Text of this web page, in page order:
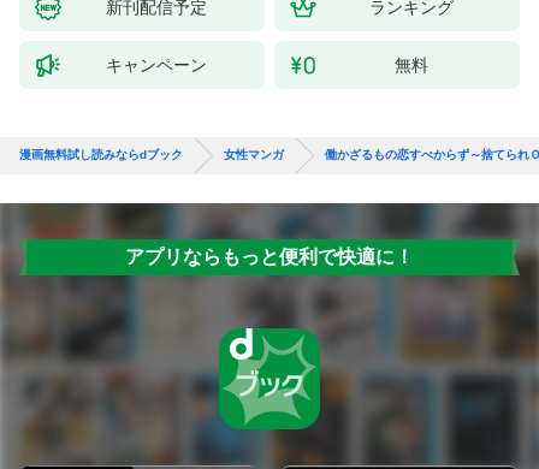
新刊配信予定 ランキング
キャンペーン 無料
漫画無料試し読みならdブック 女性マンガ 働かざるもの恋すべからず～捨てられ
アプリならもっと便利で快適に！